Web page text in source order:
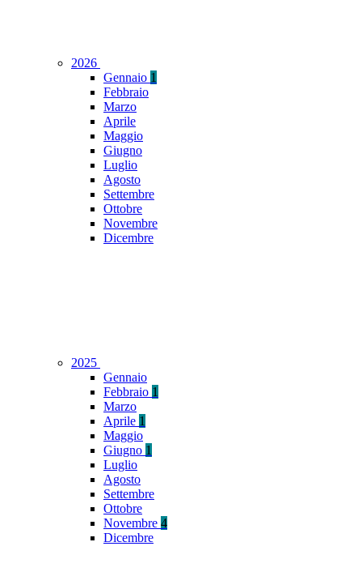
2026
Gennaio 1
Febbraio
Marzo
Aprile
Maggio
Giugno
Luglio
Agosto
Settembre
Ottobre
Novembre
Dicembre
2025
Gennaio
Febbraio 1
Marzo
Aprile 1
Maggio
Giugno 1
Luglio
Agosto
Settembre
Ottobre
Novembre 4
Dicembre